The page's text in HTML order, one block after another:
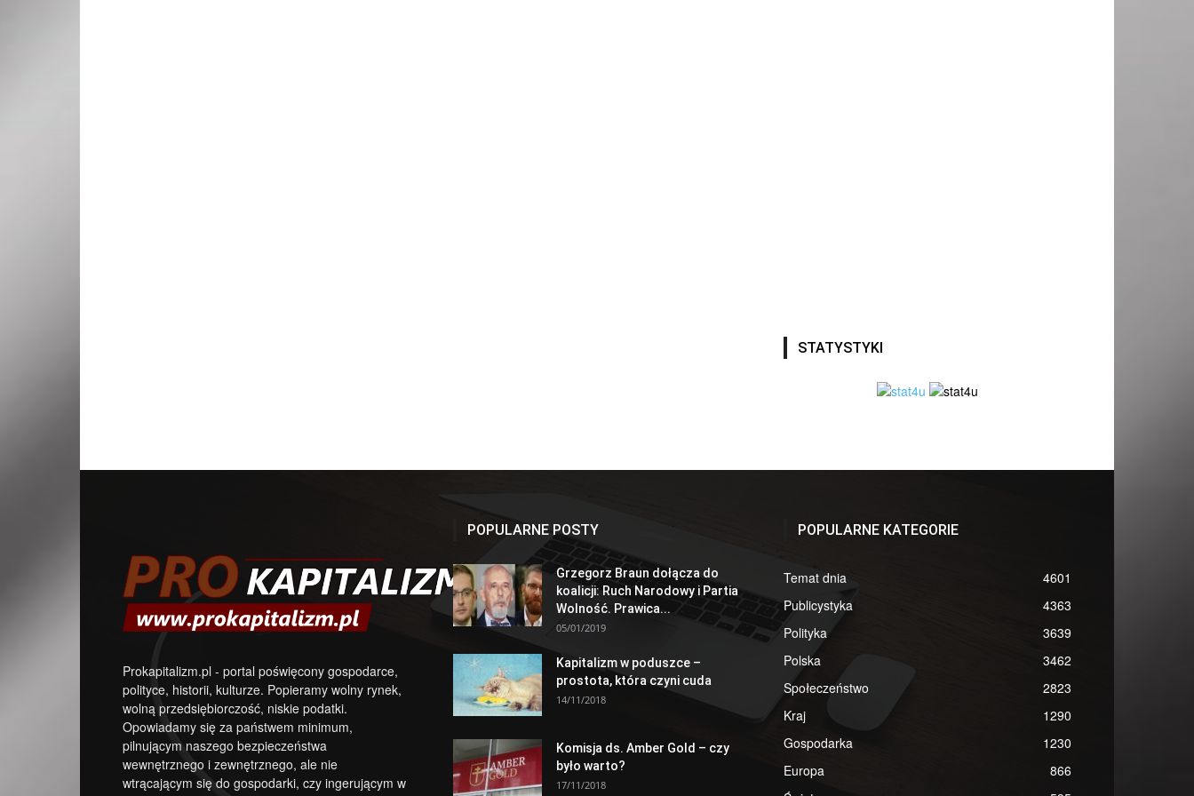
STATYSTYKI
Prokapitalizm.pl - portal poświęcony gospodarce,
polityce, historii, kulturze. Popieramy wolny rynek,
wolną przedsiębiorczość, niskie podatki.
Opowiadamy się za państwem minimum,
pilnującym naszego bezpieczeństwa
wewnętrznego i zewnętrznego, ale nie
wtrącającym się do gospodarki, czy ingerującym w
POPULARNE POSTY
Grzegorz Braun dołącza do
koalicji: Ruch Narodowy i Partia
Wolność. Prawica...
05/01/2019
Kapitalizm w poduszce –
prostota, która czyni cuda
14/11/2018
Komisja ds. Amber Gold – czy
było warto?
17/11/2018
POPULARNE KATEGORIE
Temat dnia
4601
Publicystyka
4363
Polityka
3639
Polska
3462
Społeczeństwo
2823
Kraj
1290
Gospodarka
1230
Europa
866